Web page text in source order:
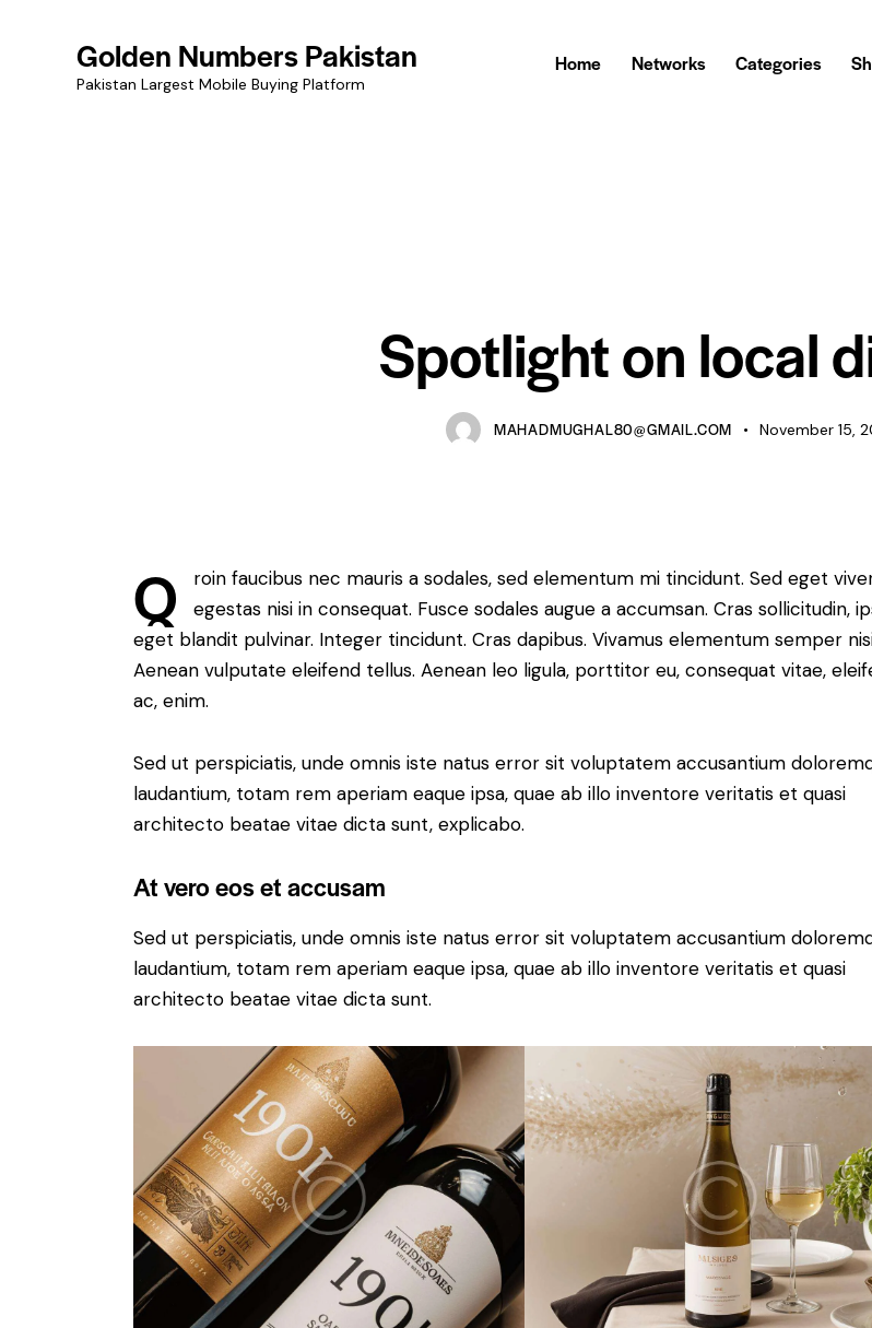
Golden Numbers Pakistan
Pakistan Largest Mobile Buying Platform
Home Networks Categories
Spotlight on local
MAHADMUGHAL80@GMAIL.COM November 15,
Q
roin faucibus nec mauris a sodales, sed elementum mi tincidunt. Sed eget
egestas nisi in consequat. Fusce sodales augue a accumsan. Cras sollicitudin,
eget blandit pulvinar. Integer tincidunt. Cras dapibus. Vivamus elementum semper
Aenean vulputate eleifend tellus. Aenean leo ligula, porttitor eu, consequat vitae,
ac, enim.
Sed ut perspiciatis, unde omnis iste natus error sit voluptatem accusantium
laudantium, totam rem aperiam eaque ipsa, quae ab illo inventore veritatis et quasi
architecto beatae vitae dicta sunt, explicabo.
At vero eos et accusam
Sed ut perspiciatis, unde omnis iste natus error sit voluptatem accusantium
laudantium, totam rem aperiam eaque ipsa, quae ab illo inventore veritatis et quasi
architecto beatae vitae dicta sunt.